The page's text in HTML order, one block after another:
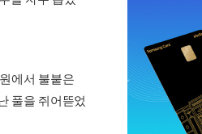
에서 불붙은
풀을 쥐어뜯었